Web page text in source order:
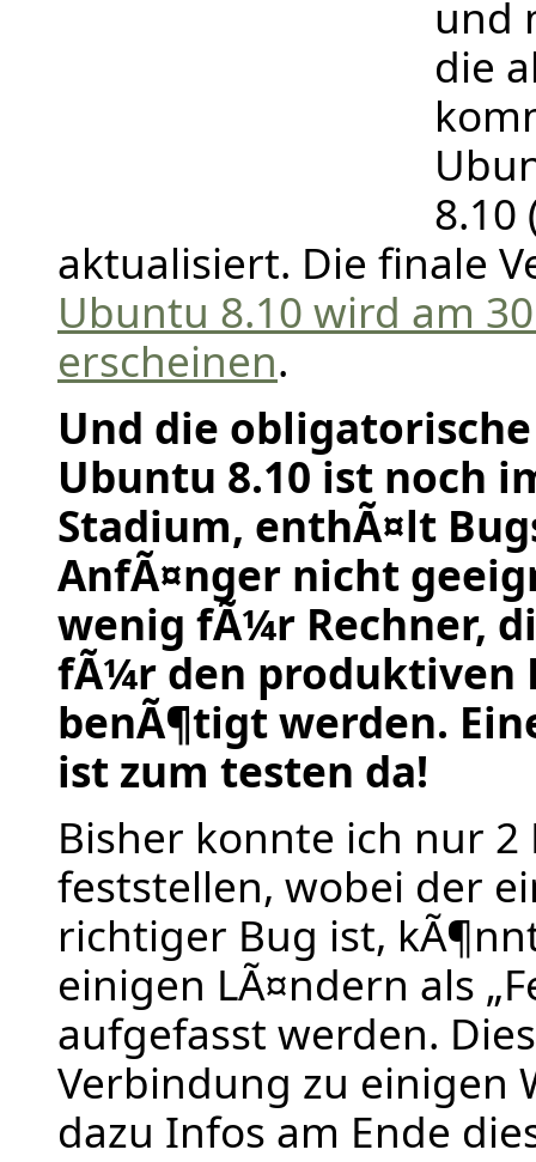
und
die
8.10
aktualisiert. Die finale
Ubuntu 8.10 wird am
erscheinen.
Und die
Ubuntu 8.10 ist noch
Stadium, enthÃ¤lt
AnfÃ¤nger nicht
wenig fÃ¼r Rechner,
fÃ¼r den produktiven
benÃ¶tigt werden.
ist zum testen da!
Bisher konnte ich nur 2
feststellen, wobei der
richtiger Bug ist,
einigen LÃ¤ndern als
aufgefasst werden.
Verbindung zu einigen
dazu Infos am Ende